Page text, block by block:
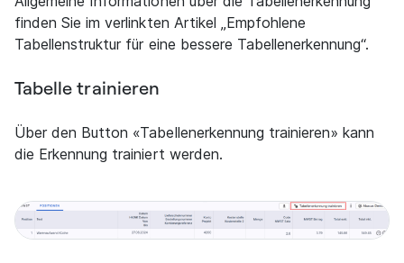
finden Sie im verlinkten Artikel „Empfohlene
Tabellenstruktur für eine bessere Tabellenerkennung“.
Tabelle trainieren
Über den Button «Tabellenerkennung trainieren» kann
die Erkennung trainiert werden.